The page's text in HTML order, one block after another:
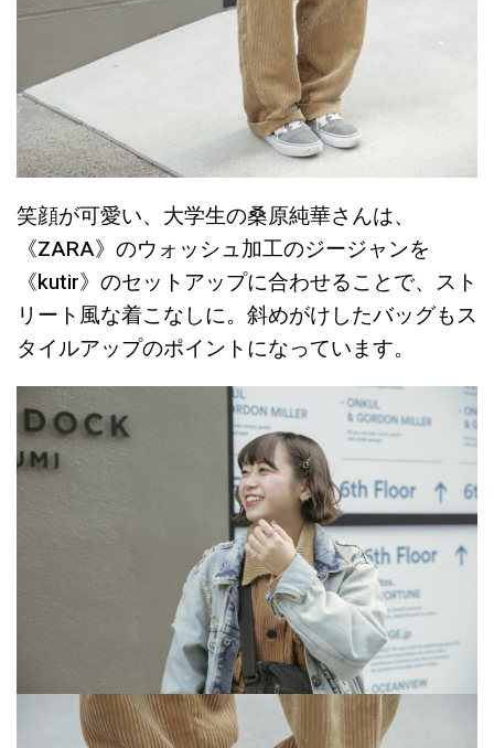
笑顔が可愛い、大学生の桑原純華さんは、
《ZARA》のウォッシュ加工のジージャンを
《kutir》のセットアップに合わせることで、スト
リート風な着こなしに。斜めがけしたバッグもス
タイルアップのポイントになっています。